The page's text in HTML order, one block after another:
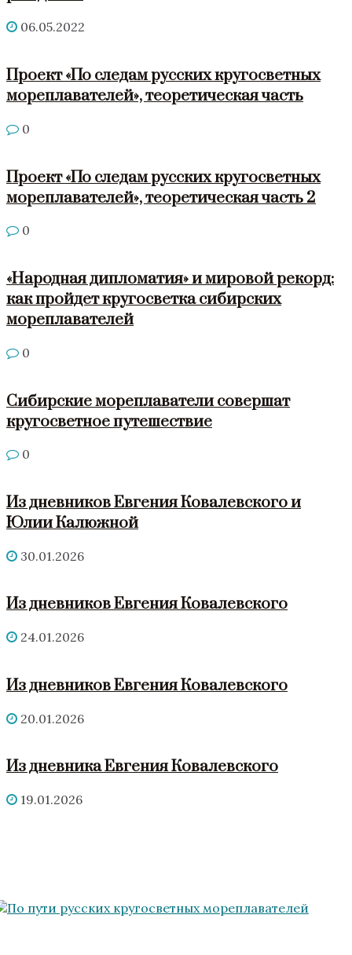
06.05.2022
Проект «По следам русских кругосветных
мореплавателей», теоретическая часть
0
Проект «По следам русских кругосветных
мореплавателей», теоретическая часть 2
0
«Народная дипломатия» и мировой рекорд:
как пройдет кругосветка сибирских
мореплавателей
0
Сибирские мореплаватели совершат
кругосветное путешествие
0
Из дневников Евгения Ковалевского и
Юлии Калюжной
30.01.2026
Из дневников Евгения Ковалевского
24.01.2026
Из дневников Евгения Ковалевского
20.01.2026
Из дневника Евгения Ковалевского
19.01.2026